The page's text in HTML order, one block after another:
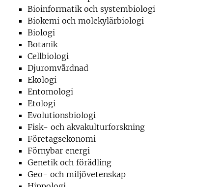
Bioinformatik och systembiologi
Biokemi och molekylärbiologi
Biologi
Botanik
Cellbiologi
Djuromvårdnad
Ekologi
Entomologi
Etologi
Evolutionsbiologi
Fisk- och akvakulturforskning
Företagsekonomi
Förnybar energi
Genetik och förädling
Geo- och miljövetenskap